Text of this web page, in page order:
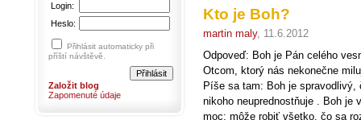
Kto je Boh?
martin maly, 11.6.2012
Odpoveď: Boh je Pán celého
Otcom, ktorý nás nekonečne
Píše sa tam: Boh je
nikoho neuprednostňuje . Boh je
moc; môže robiť všetko, čo sa
Login:
Heslo:
Přihlásit automaticky při
příští návštěvě.
Založit blog
Zapomenuté údaje